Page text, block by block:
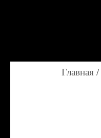
Главная /